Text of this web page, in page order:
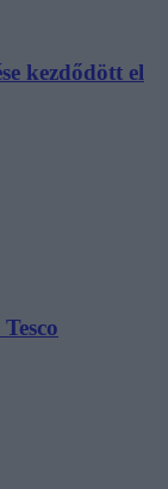
kezdődött el